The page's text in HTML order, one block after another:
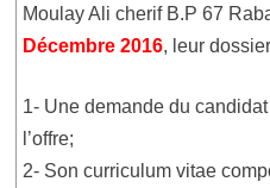
Moulay Ali cherif B.P 67
Décembre 2016, leur
1- Une demande du
l’offre;
2- Son curriculum vitae